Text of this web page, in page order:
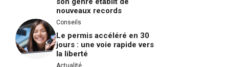
nouveaux records
Conseils
Le permis accéléré en 30
jours : une voie rapide vers
la liberté
Actualité